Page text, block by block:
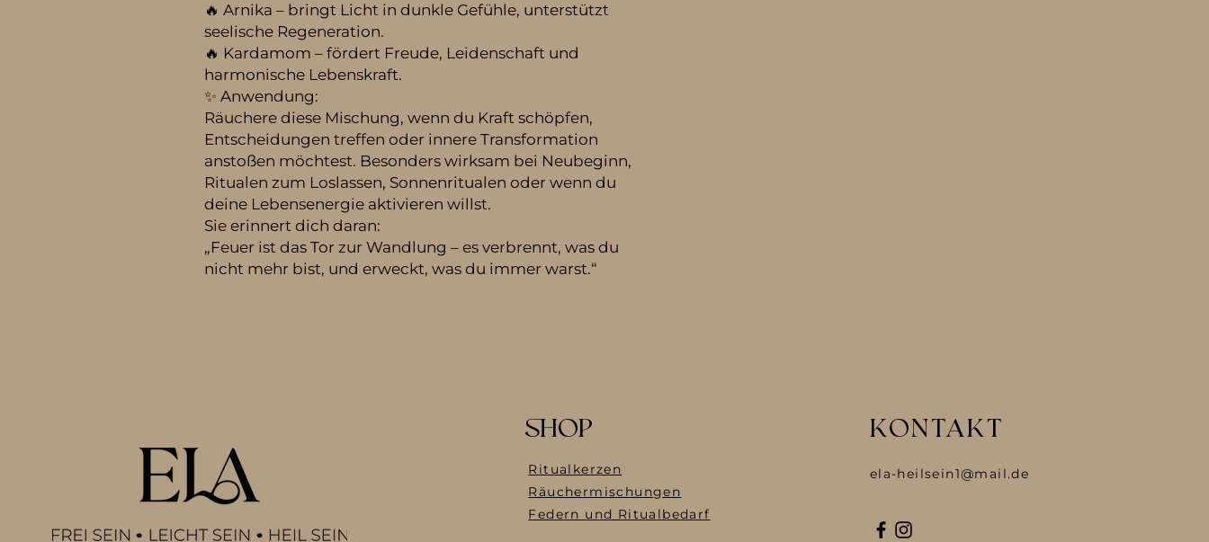
🔥 Arnika – bringt Licht in dunkle Gefühle, unterstützt
seelische Regeneration.
🔥 Kardamom – fördert Freude, Leidenschaft und
harmonische Lebenskraft.
✨ Anwendung:
Räuchere diese Mischung, wenn du Kraft schöpfen,
Entscheidungen treffen oder innere Transformation
anstoßen möchtest. Besonders wirksam bei Neubeginn,
Ritualen zum Loslassen, Sonnenritualen oder wenn du
deine Lebensenergie aktivieren willst.
Sie erinnert dich daran:
„Feuer ist das Tor zur Wandlung – es verbrennt, was du
nicht mehr bist, und erweckt, was du immer warst.“
SHOP
Ritualkerzen
Räuchermischungen
Federn und Ritualbedarf
KONTAKT
ela-heilsein1@mail.de